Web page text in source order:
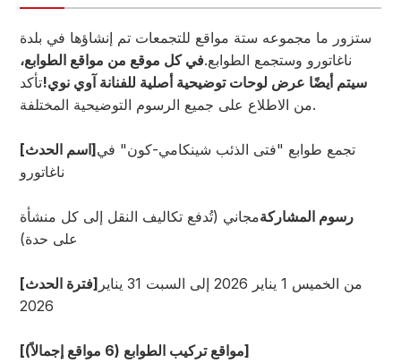
ستزور ما مجموعه ستة مواقع للتجمعات تم إنشاؤها في بلدة
ناغاتورو وستجمع الطوابع.في كل موقع من مواقع الطوابع،
سيتم أيضًا عرض لوحات توضيحية أصلية للفنانة آوي نوي!تأكد
من الاطلاع على جميع الرسوم التوضيحية المختلفة.
[اسم الحدث]تجمع طوابع "فتى الذئب شينكامي-كون" في
ناغاتورو
رسوم المشاركةمجاني (تُدفع تكاليف النقل إلى كل منشأة
على حدة)
[فترة الحدث] من الخميس 1 يناير 2026 إلى السبت 31 يناير
2026
[مواقع تركيب الطوابع (6 مواقع إجمالاً)]